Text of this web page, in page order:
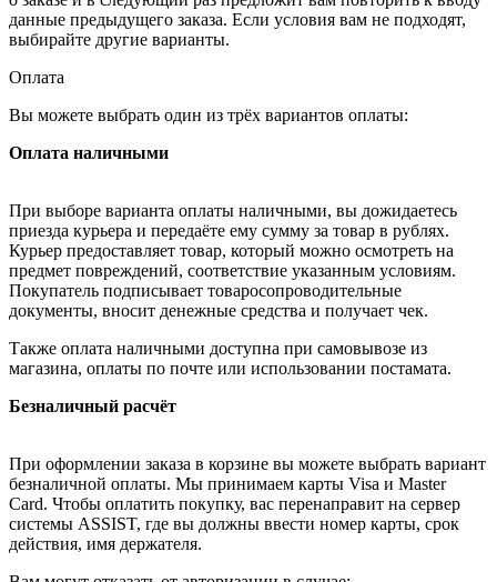
данные предыдущего заказа. Если условия вам не подходят,
выбирайте другие варианты.
Оплата
Вы можете выбрать один из трёх вариантов оплаты:
Оплата наличными
При выборе варианта оплаты наличными, вы дожидаетесь
приезда курьера и передаёте ему сумму за товар в рублях.
Курьер предоставляет товар, который можно осмотреть на
предмет повреждений, соответствие указанным условиям.
Покупатель подписывает товаросопроводительные
документы, вносит денежные средства и получает чек.
Также оплата наличными доступна при самовывозе из
магазина, оплаты по почте или использовании постамата.
Безналичный расчёт
При оформлении заказа в корзине вы можете выбрать вариант
безналичной оплаты. Мы принимаем карты Visa и Master
Card. Чтобы оплатить покупку, вас перенаправит на сервер
системы ASSIST, где вы должны ввести номер карты, срок
действия, имя держателя.